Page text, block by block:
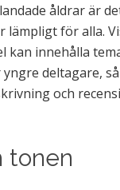
åldrar är
lämpligt för alla.
kan innehålla
deltagare,
och
tonen